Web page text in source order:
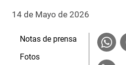
14 de Mayo de 2026
Notas de prensa
Fotos